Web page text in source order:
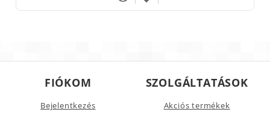
FIÓKOM
Bejelentkezés
SZOLGÁLTATÁSOK
Akciós termékek